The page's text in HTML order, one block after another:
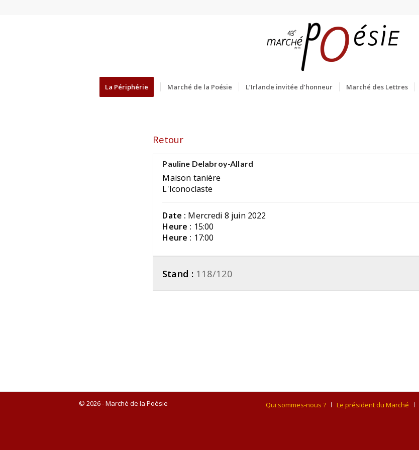
La Périphérie Marché de la Poésie L’Irlande invitée d’honneur Marché des Lettres
Retour
Pauline Delabroy-Allard
Maison tanière
L'Iconoclaste
Date : Mercredi 8 juin 2022
Heure : 15:00
Heure : 17:00
Stand : 118/120
© 2026 - Marché de la Poésie Qui sommes-nous ? Le président du Marché